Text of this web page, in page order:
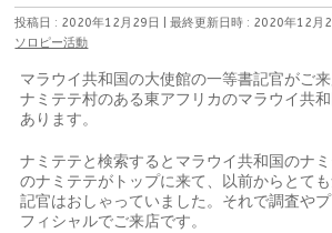
投稿日 : 2020年12月29日 最終更新日時 : 2020年12月
ソロピー活動
マラウイ共和国の大使館の一等書記官がご来
ナミテテ村のある東アフリカのマラウイ共
あります。
ナミテテと検索するとマラウイ共和国のナ
のナミテテがトップに来て、以前からとて
記官はおしゃっていました。それで調査や
フィシャルでご来店です。